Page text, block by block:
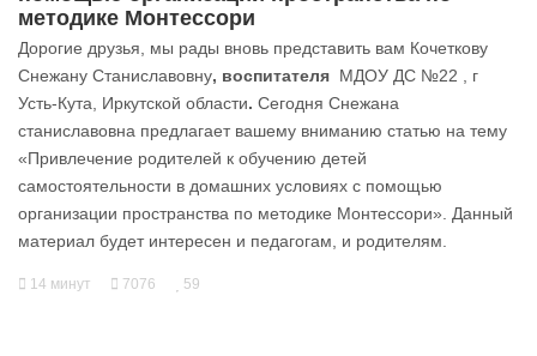
методике Монтессори
Дорогие друзья, мы рады вновь представить вам Кочеткову
Снежану Станиславовну, воспитателя МДОУ ДС №22 , г
Усть-Кута, Иркутской области. Сегодня Снежана
станиславовна предлагает вашему вниманию статью на тему
«Привлечение родителей к обучению детей
самостоятельности в домашних условиях с помощью
организации пространства по методике Монтессори». Данный
материал будет интересен и педагогам, и родителям.
14 минут 7076 59